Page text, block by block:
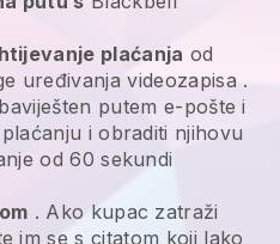
plaćanja od
uređivanja videozapisa.
putem e-pošte i
i obraditi njihovu
od 60 sekundi
. Ako kupac zatraži
im se s citatom koji lako